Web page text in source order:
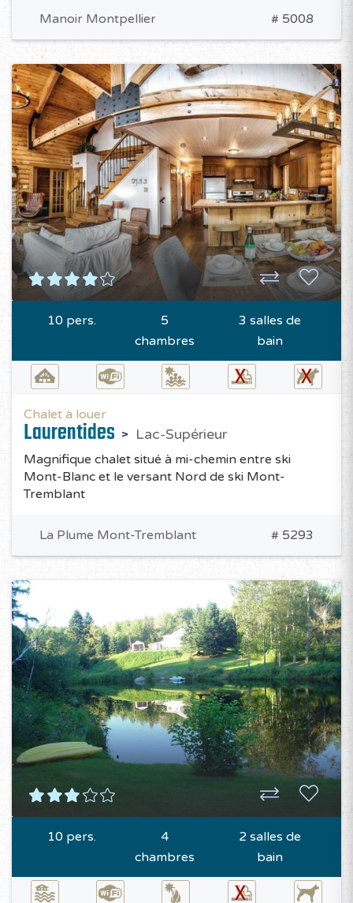
Manoir Montpellier # 5008
10 pers.
5
chambres
3 salles de
bain
Chalet à louer
Laurentides Lac-Supérieur
Magnifique chalet situé à mi-chemin entre ski
Mont-Blanc et le versant Nord de ski Mont-
Tremblant
La Plume Mont-Tremblant # 5293
10 pers.
4
chambres
2 salles de
bain